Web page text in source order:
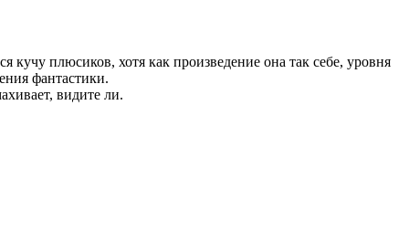
кучу плюсиков, хотя как произведение она так себе, уровня
фантастики.
видите ли.